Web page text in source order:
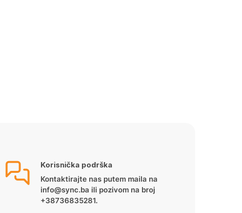
Korisnička podrška
Kontaktirajte nas putem maila na
info@sync.ba ili pozivom na broj
+38736835281.